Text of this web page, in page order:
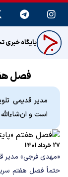
پایگاه
فصل
مدیر قدیمی
است و
27 خرداد 1401
«مهدی فرجی» مدیر
حتماً فصل هفتم